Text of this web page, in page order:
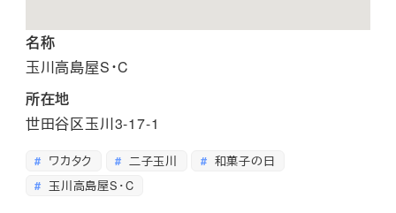
名称
玉川高島屋S・C
所在地
世田谷区玉川3-17-1
ワカタク 二子玉川
和菓子の日
玉川高島屋S・C